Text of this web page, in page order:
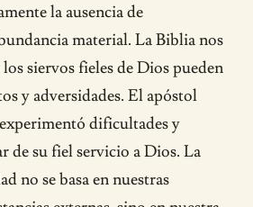
la ausencia de
material. La Biblia nos
siervos fieles de Dios pueden
y adversidades. El apóstol
dificultades y
de su fiel servicio a Dios. La
no se basa en nuestras